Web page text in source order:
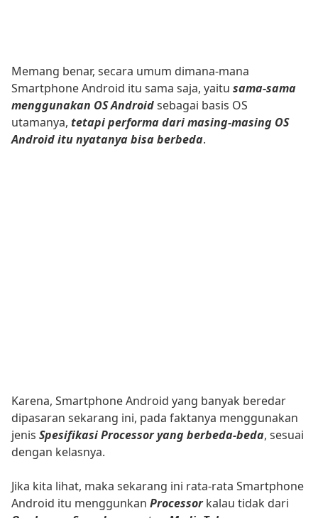
Memang benar, secara umum dimana-mana
Smartphone Android itu sama saja, yaitu sama-sama
menggunakan OS Androidsebagai basis OS
utamanya, tetapi performa dari masing-masing OS
Android itu nyatanya bisa berbeda.
Karena, Smartphone Android yang banyak beredar
dipasaran sekarang ini, pada faktanya menggunakan
jenis Spesifikasi Processor yang berbeda-beda, sesuai
dengan kelasnya.
Jika kita lihat, maka sekarang ini rata-rata Smartphone
Android itu menggunkan Processorkalau tidak dari